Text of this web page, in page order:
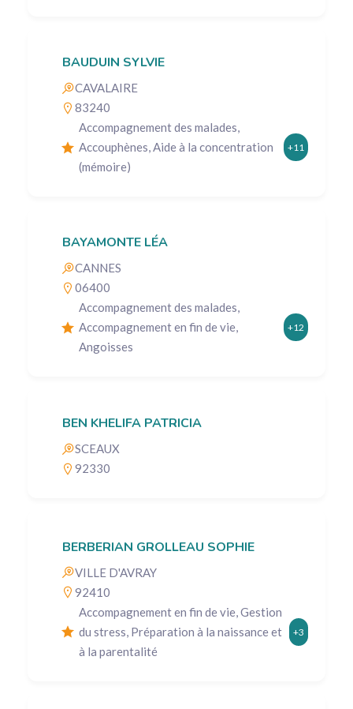
BAUDUIN SYLVIE
CAVALAIRE
83240
Accompagnement des malades,
Accouphènes, Aide à la concentration
(mémoire)
+11
BAYAMONTE LÉA
CANNES
06400
Accompagnement des malades,
Accompagnement en fin de vie,
Angoisses
+12
BEN KHELIFA PATRICIA
SCEAUX
92330
BERBERIAN GROLLEAU SOPHIE
VILLE D'AVRAY
92410
Accompagnement en fin de vie, Gestion
du stress, Préparation à la naissance et
à la parentalité
+3